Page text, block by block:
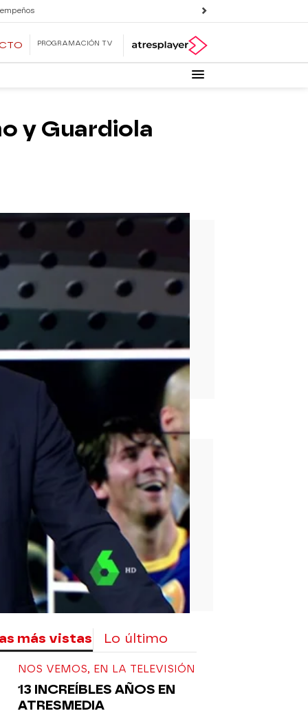
PROGRAMACIÓN TV
y Guardiola
Guardiola Madrid
más vistas Lo último
NOS VEMOS, EN LA TELEVISIÓN
13 INCREÍBLES AÑOS EN
ATRESMEDIA